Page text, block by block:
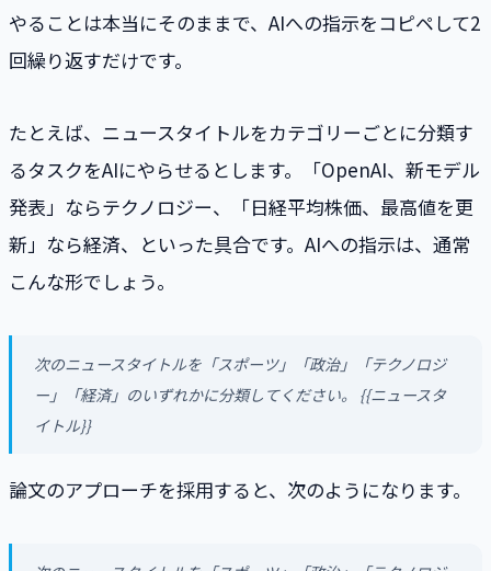
やることは本当にそのままで、AIへの指示をコピペして2
回繰り返すだけです。
たとえば、ニュースタイトルをカテゴリーごとに分類す
るタスクをAIにやらせるとします。「OpenAI、新モデル
発表」ならテクノロジー、「日経平均株価、最高値を更
新」なら経済、といった具合です。AIへの指示は、通常
こんな形でしょう。
次のニュースタイトルを「スポーツ」「政治」「テクノロジ
ー」「経済」のいずれかに分類してください。 {{ニュースタ
イトル}}
論文のアプローチを採用すると、次のようになります。